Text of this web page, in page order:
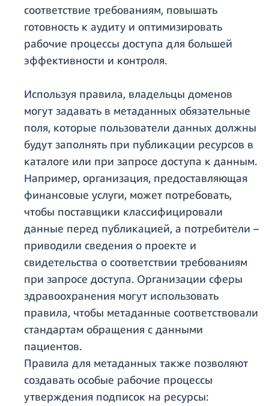
соответствие требованиям, повышать
готовность к аудиту и оптимизировать
рабочие процессы доступа для большей
эффективности и контроля.
Используя правила, владельцы доменов
могут задавать в метаданных обязательные
поля, которые пользователи данных должны
будут заполнять при публикации ресурсов в
каталоге или при запросе доступа к данным.
Например, организация, предоставляющая
финансовые услуги, может потребовать,
чтобы поставщики классифицировали
данные перед публикацией, а потребители –
приводили сведения о проекте и
свидетельства о соответствии требованиям
при запросе доступа. Организации сферы
здравоохранения могут использовать
правила, чтобы метаданные соответствовали
стандартам обращения с данными
пациентов.
Правила для метаданных также позволяют
создавать особые рабочие процессы
утверждения подписок на ресурсы: